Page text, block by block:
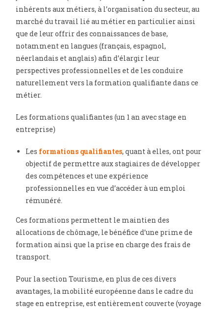
inhérents aux métiers, à l’organisation du secteur, au
marché du travail lié au métier en particulier ainsi
que de leur offrir des connaissances de base,
notamment en langues (français, espagnol,
néerlandais et anglais) afin d’élargir leur
perspectives professionnelles et de les conduire
naturellement vers la formation qualifiante dans ce
métier.
Les formations qualifiantes (un 1 an avec stage en
entreprise)
Les formations qualifiantes, quant à elles, ont pour
objectif de permettre aux stagiaires de développer
des compétences et une expérience
professionnelles en vue d’accéder à un emploi
rémunéré.
Ces formations permettent le maintien des
allocations de chômage, le bénéfice d’une prime de
formation ainsi que la prise en charge des frais de
transport.
Pour la section Tourisme, en plus de ces divers
avantages, la mobilité européenne dans le cadre du
stage en entreprise, est entièrement couverte (voyage